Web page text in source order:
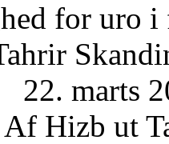
for uro i
22. marts
Af Hizb ut